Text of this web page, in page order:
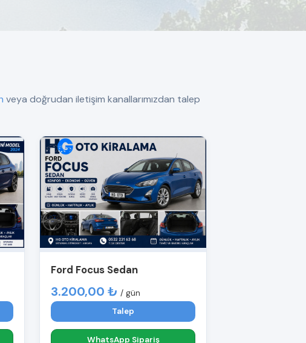
veya doğrudan iletişim kanallarımızdan talep
Ford Focus Sedan
3.200,00 ₺ / gün
Talep
WhatsApp Sipariş